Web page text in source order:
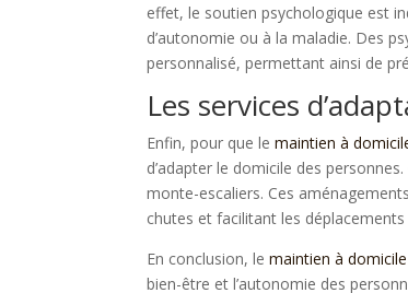
effet, le soutien psychologique est
d’autonomie ou à la maladie. Des
personnalisé, permettant ainsi de
Les services
Enfin, pour que lemaintien à
d’adapter le domicile des
monte-escaliers. Ces
chutes et facilitant les déplacements
En conclusion, lemaintien à
bien-être et l’autonomie des